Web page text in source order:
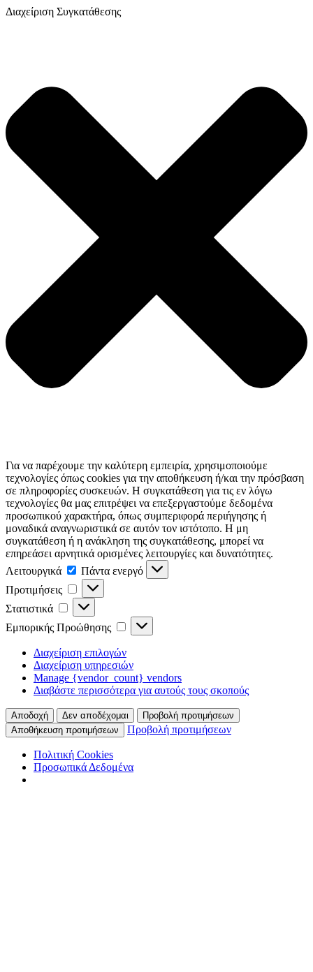
Διαχείριση Συγκατάθεσης
Για να παρέχουμε την καλύτερη εμπειρία, χρησιμοποιούμε
τεχνολογίες όπως cookies για την αποθήκευση ή/και την πρόσβαση
σε πληροφορίες συσκευών. Η συγκατάθεση για τις εν λόγω
τεχνολογίες θα μας επιτρέψει να επεξεργαστούμε δεδομένα
προσωπικού χαρακτήρα, όπως συμπεριφορά περιήγησης ή
μοναδικά αναγνωριστικά σε αυτόν τον ιστότοπο. Η μη
συγκατάθεση ή η ανάκληση της συγκατάθεσης, μπορεί να
επηρεάσει αρνητικά ορισμένες λειτουργίες και δυνατότητες.
Λειτουργικά
Λειτουργικά
Πάντα ενεργό
Προτιμήσεις
Προτιμήσεις
Στατιστικά Στατιστικά
Εμπορικής Προώθησης
Εμπορικής
Προώθησης
Διαχείριση επιλογών
Διαχείριση υπηρεσιών
Manage {vendor_count} vendors
Διαβάστε περισσότερα για αυτούς τους σκοπούς
Αποδοχή Δεν αποδέχομαι
Προβολή προτιμήσεων
Αποθήκευση προτιμήσεων
Προβολή προτιμήσεων
Πολιτική Cookies
Προσωπικά Δεδομένα